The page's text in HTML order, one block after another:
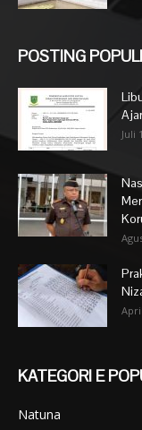
POSTING
Juli
KATEGORI E
Natuna